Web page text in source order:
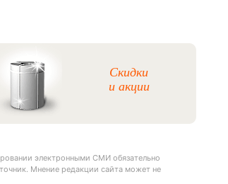
Скидки
и акции
электронными СМИ обязательно
Мнение редакции сайта может не